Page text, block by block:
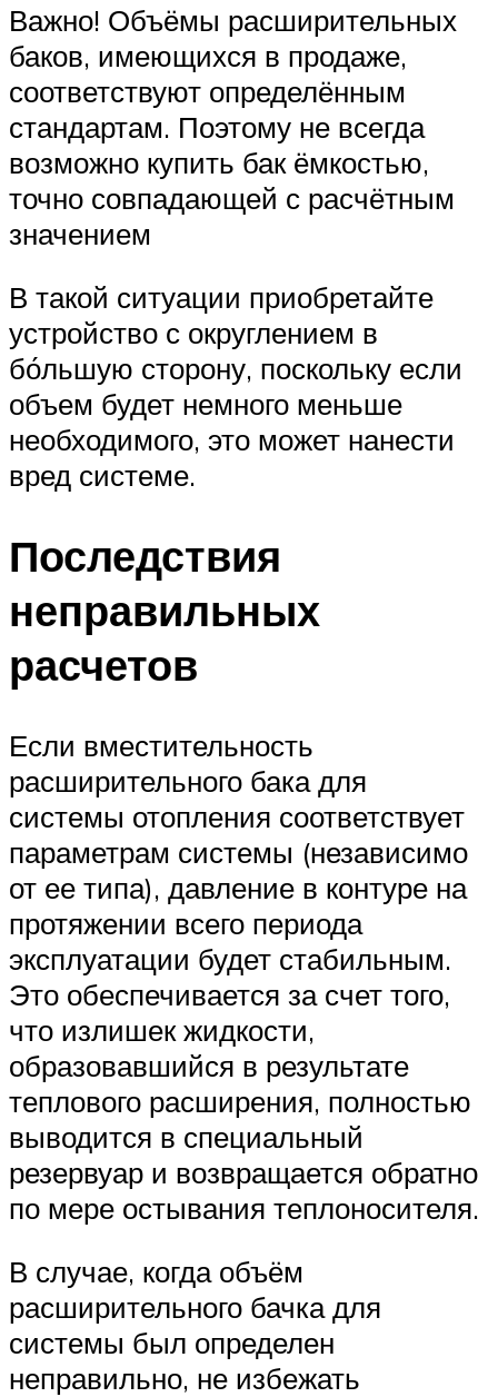
Важно! Объёмы расширительных
баков, имеющихся в продаже,
соответствуют определённым
стандартам. Поэтому не всегда
возможно купить бак ёмкостью,
точно совпадающей с расчётным
значением
В такой ситуации приобретайте
устройство с округлением в
бо́льшую сторону, поскольку если
объем будет немного меньше
необходимого, это может нанести
вред системе.
Последствия
неправильных
расчетов
Если вместительность
расширительного бака для
системы отопления соответствует
параметрам системы (независимо
от ее типа), давление в контуре на
протяжении всего периода
эксплуатации будет стабильным.
Это обеспечивается за счет того,
что излишек жидкости,
образовавшийся в результате
теплового расширения, полностью
выводится в специальный
резервуар и возвращается обратно
по мере остывания теплоносителя.
В случае, когда объём
расширительного бачка для
системы был определен
неправильно, не избежать